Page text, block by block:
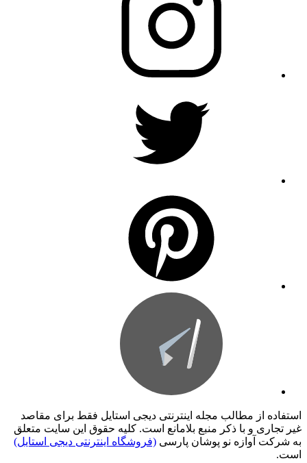
استفاده از مطالب مجله اینترنتی دیجی استایل فقط برای مقاصد
غیر تجاری و با ذکر منبع بلامانع است. کليه حقوق اين سايت متعلق
به شرکت آوازه نو پوشان پارسی (فروشگاه اینترنتی دیجی استایل)
است.